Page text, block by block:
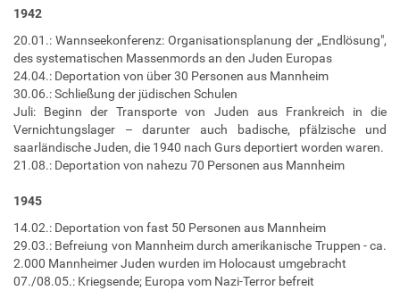
1942
20.01.: Wannseekonferenz: Organisationsplanung der „Endlösung",
des systematischen Massenmords an den Juden Europas
24.04.: Deportation von über 30 Personen aus Mannheim
30.06.: Schließung der jüdischen Schulen
Juli: Beginn der Transporte von Juden aus Frankreich in die
Vernichtungslager – darunter auch badische, pfälzische und
saarländische Juden, die 1940 nach Gurs deportiert worden waren.
21.08.: Deportation von nahezu 70 Personen aus Mannheim
1945
14.02.: Deportation von fast 50 Personen aus Mannheim
29.03.: Befreiung von Mannheim durch amerikanische Truppen - ca.
2.000 Mannheimer Juden wurden im Holocaust umgebracht
07./08.05.: Kriegsende; Europa vom Nazi-Terror befreit